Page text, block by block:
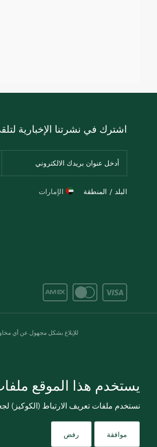
اشترك في نشرتنا الإخبارية
البلد / المنطقة الإمارات
للإبلاغ بشكل مجهول عن أي
يستخدم هذا الموقع
نستخدم ملفات تعريف الارتباط (الكوكيز)
موافقة رفض